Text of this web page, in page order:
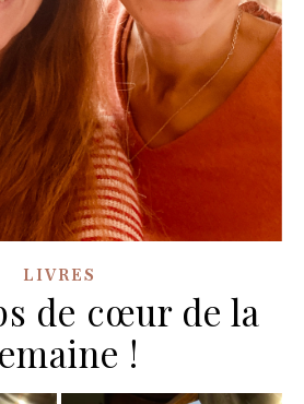
LIVRES
de cœur de la
!